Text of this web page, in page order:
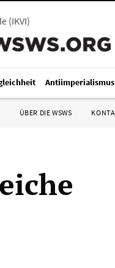
(IKVI)
Antiimperialismus
ÜBER DIE WSWS